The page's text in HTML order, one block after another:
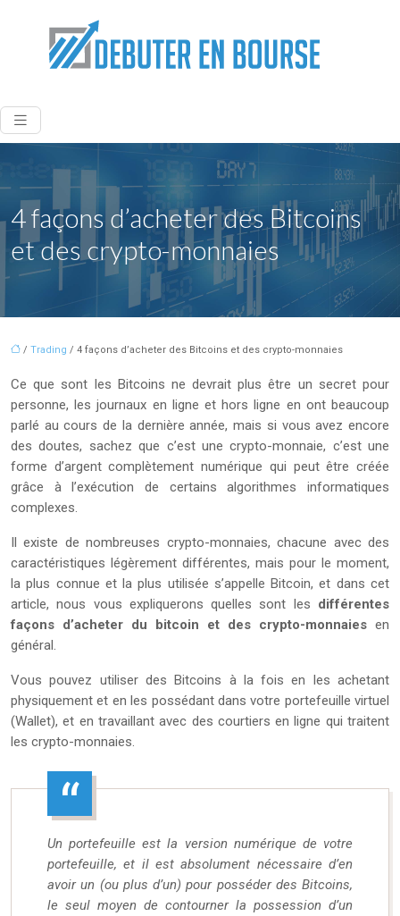
4 façons d’acheter des Bitcoins
et des crypto-monnaies
/ Trading / 4 façons d’acheter des Bitcoins et des crypto-monnaies
Ce que sont les Bitcoins ne devrait plus être un secret pour
personne, les journaux en ligne et hors ligne en ont beaucoup
parlé au cours de la dernière année, mais si vous avez encore
des doutes, sachez que c’est une crypto-monnaie, c’est une
forme d’argent complètement numérique qui peut être créée
grâce à l’exécution de certains algorithmes informatiques
complexes.
Il existe de nombreuses crypto-monnaies, chacune avec des
caractéristiques légèrement différentes, mais pour le moment,
la plus connue et la plus utilisée s’appelle Bitcoin, et dans cet
article, nous vous expliquerons quelles sont les différentes
façons d’acheter du bitcoin et des crypto-monnaies en
général.
Vous pouvez utiliser des Bitcoins à la fois en les achetant
physiquement et en les possédant dans votre portefeuille virtuel
(Wallet), et en travaillant avec des courtiers en ligne qui traitent
les crypto-monnaies.
Un portefeuille est la version numérique de votre
portefeuille, et il est absolument nécessaire d’en
avoir un (ou plus d’un) pour posséder des Bitcoins,
le seul moyen de contourner la possession d’un